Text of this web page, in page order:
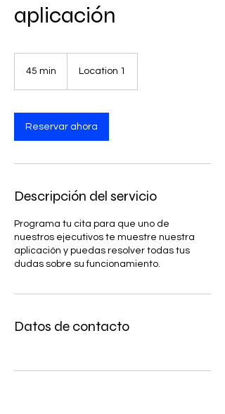
aplicación
45 min
m
i
Location 1
Reservar ahora
Descripción del servicio
Programa tu cita para que uno de
nuestros ejecutivos te muestre nuestra
aplicación y puedas resolver todas tus
dudas sobre su funcionamiento.
Datos de contacto